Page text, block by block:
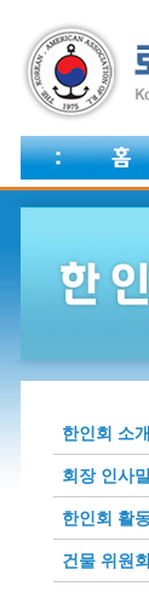
한인회 소개
회장 인사
한인회 활
건물 위원회